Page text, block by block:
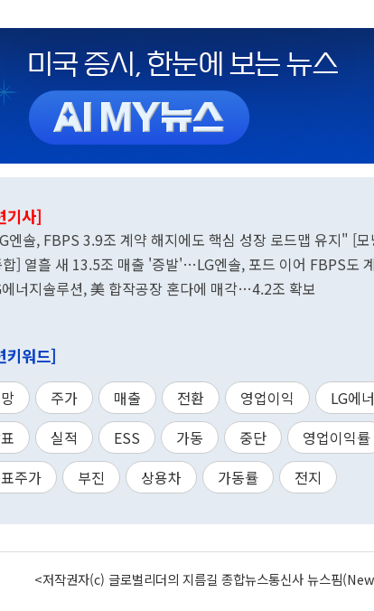
기사]
엔솔, FBPS 3.9조 계약 해지에도 핵심 성장 로드맵 유지" [
] 열흘 새 13.5조 매출 '증발'…LG엔솔, 포드 이어 FBPS도
너지솔루션, 美 합작공장 혼다에 매각…4.2조 확보
키워드]
주가 매출 전환 영업이익 LG에
실적 ESS 가동 중단 영업이익률
주가
부진 상용차 가동률 전지
<저작권자(c) 글로벌리더의 지름길 종합뉴스통신사 뉴스핌